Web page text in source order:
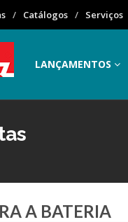
Catálogos Serviços
LANÇAMENTOS
A BATERIA